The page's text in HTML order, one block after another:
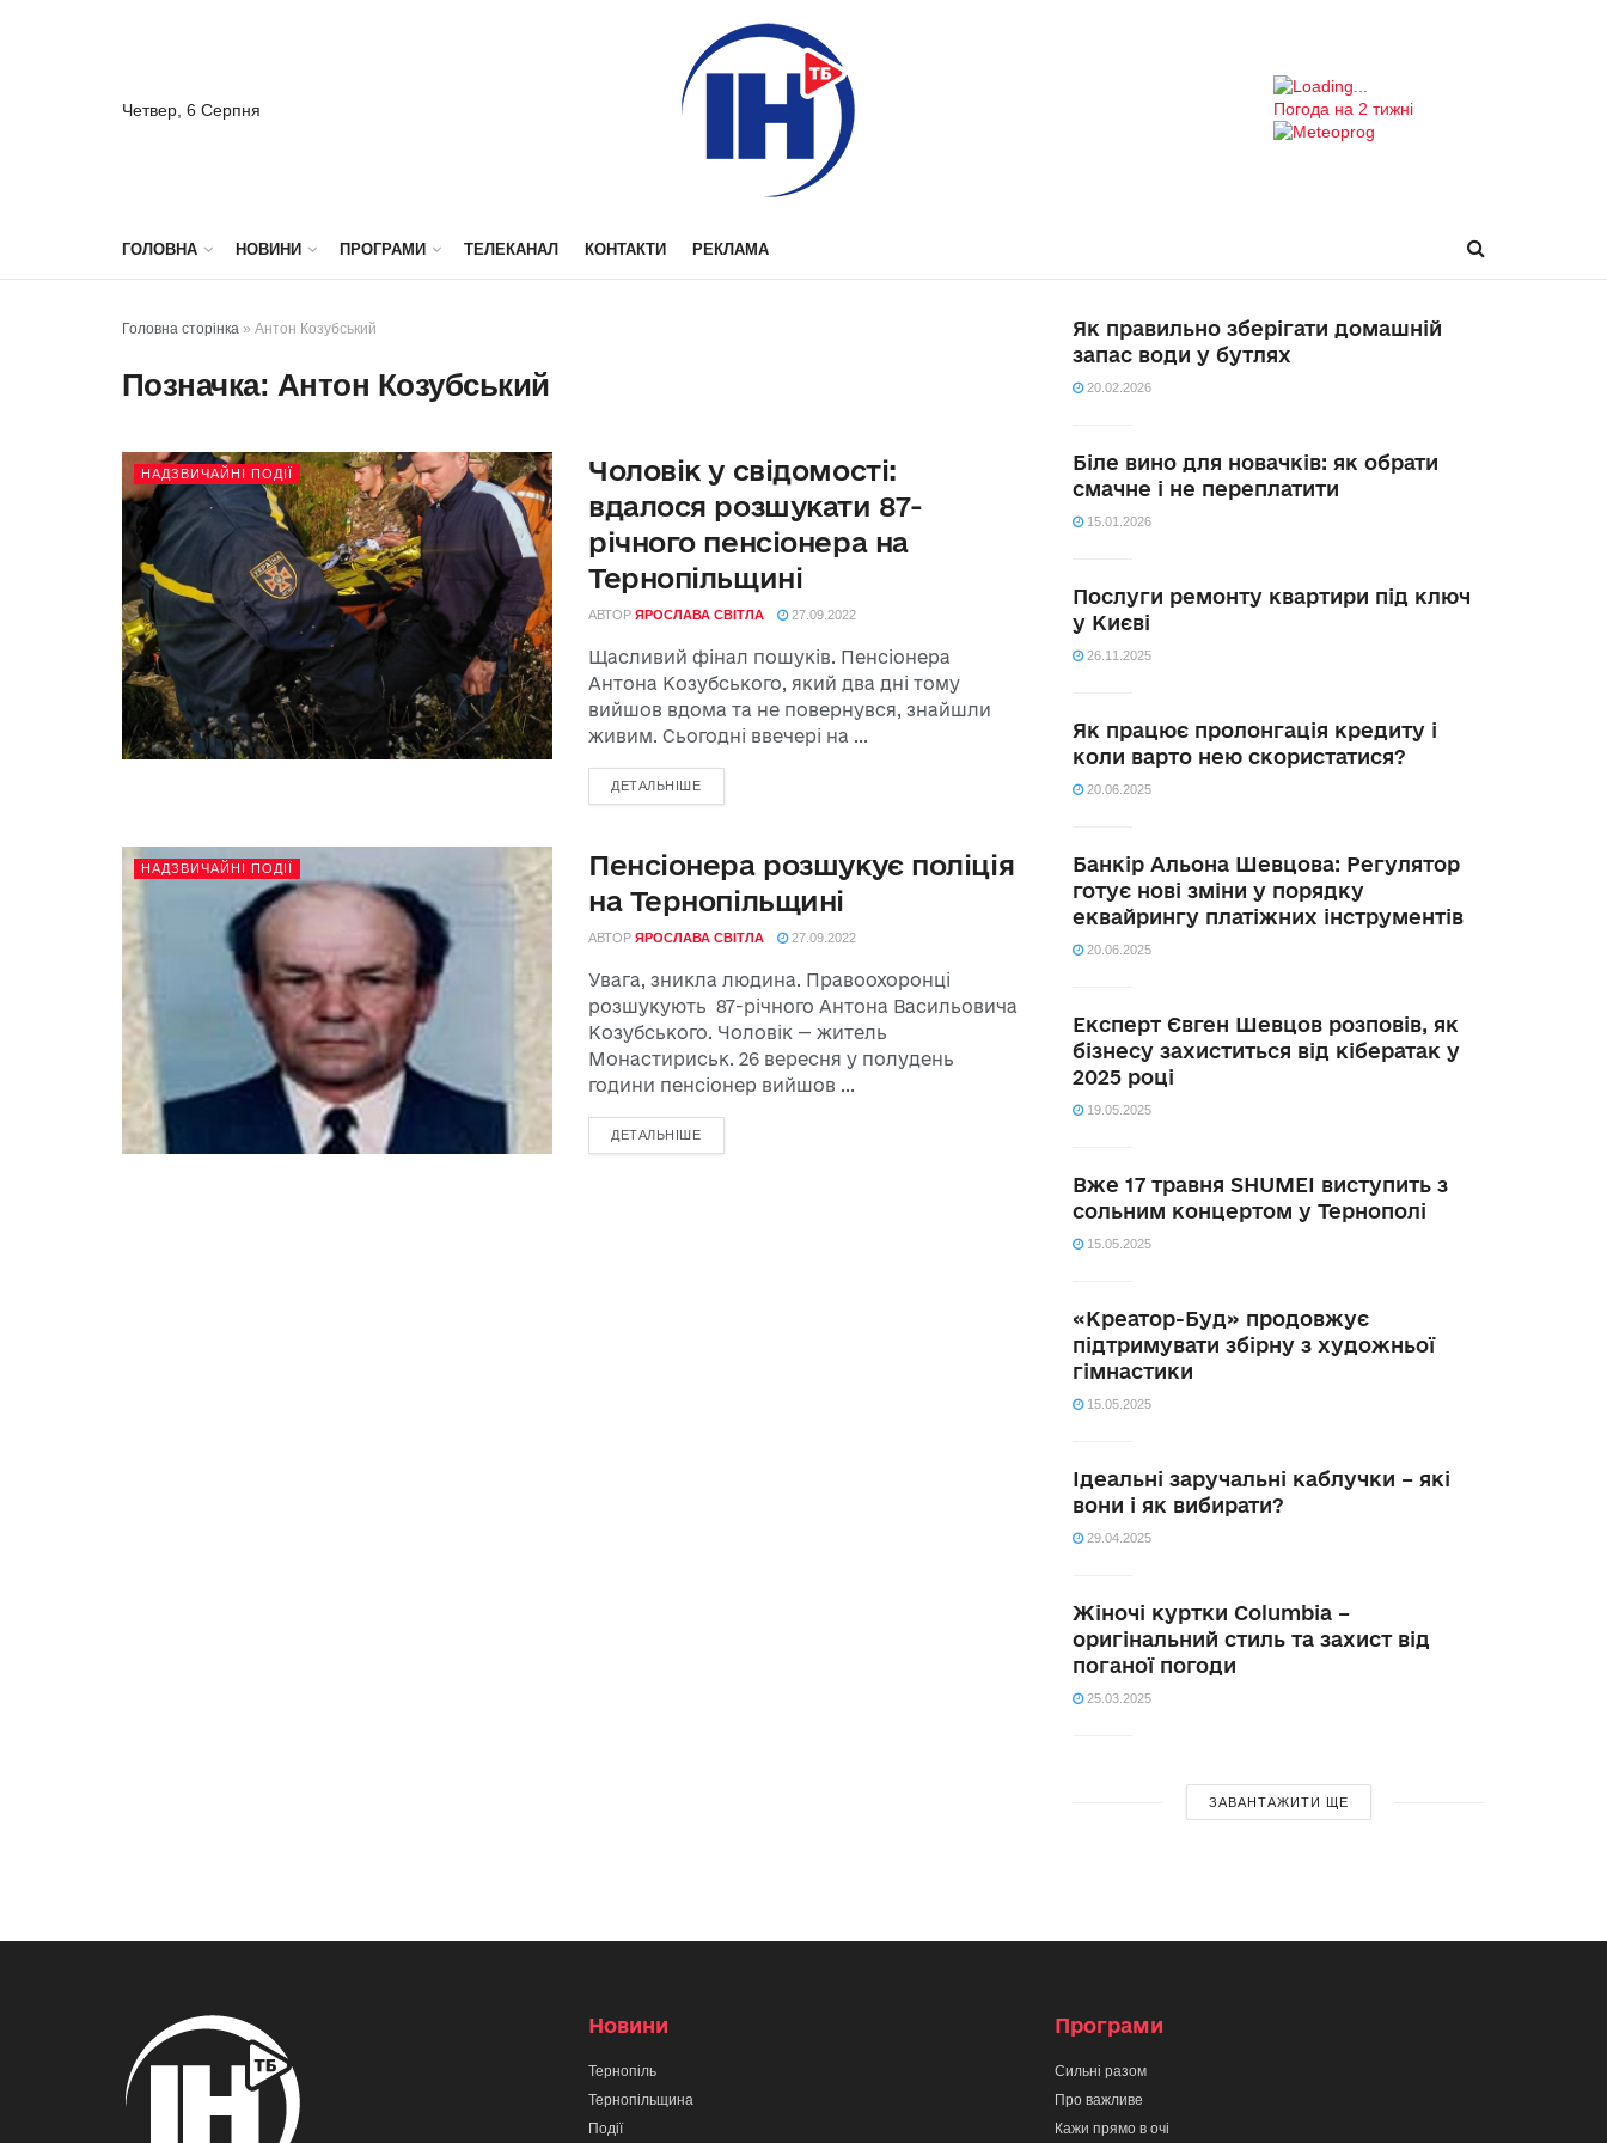
Четвер, 6 Серпня Погода на 2 тижні
ГОЛОВНА НОВИНИ ПРОГРАМИ ТЕЛЕКАНАЛ КОНТАКТИ РЕКЛАМА
Головна сторінка » Антон Козубський
Позначка: Антон Козубський
НАДЗВИЧАЙНІ ПОДІЇ
Чоловік у свідомості:
вдалося розшукати 87-
річного пенсіонера на
Тернопільщині
АВТОР ЯРОСЛАВА СВІТЛА 27.09.2022
Щасливий фінал пошуків. Пенсіонера
Антона Козубського, який два дні тому
вийшов вдома та не повернувся, знайшли
живим. Сьогодні ввечері на ...
ДЕТАЛЬНІШЕ
НАДЗВИЧАЙНІ ПОДІЇ
Пенсіонера розшукує поліція
на Тернопільщині
АВТОР ЯРОСЛАВА СВІТЛА 27.09.2022
Увага, зникла людина. Правоохоронці
розшукують 87-річного Антона Васильовича
Козубського. Чоловік — житель
Монастириськ. 26 вересня у полудень
години пенсіонер вийшов ...
ДЕТАЛЬНІШЕ
Як правильно зберігати домашній
запас води у бутлях
20.02.2026
Біле вино для новачків: як обрати
смачне і не переплатити
15.01.2026
Послуги ремонту квартири під ключ
у Києві
26.11.2025
Як працює пролонгація кредиту і
коли варто нею скористатися?
20.06.2025
Банкір Альона Шевцова: Регулятор
готує нові зміни у порядку
еквайрингу платіжних інструментів
20.06.2025
Експерт Євген Шевцов розповів, як
бізнесу захиститься від кібератак у
2025 році
19.05.2025
Вже 17 травня SHUMEI виступить з
сольним концертом у Тернополі
15.05.2025
«Креатор-Буд» продовжує
підтримувати збірну з художньої
гімнастики
15.05.2025
Ідеальні заручальні каблучки – які
вони і як вибирати?
29.04.2025
Жіночі куртки Columbia –
оригінальний стиль та захист від
поганої погоди
25.03.2025
ЗАВАНТАЖИТИ ЩЕ
Новини
Тернопіль
Тернопільщина
Події
Програми
Сильні разом
Про важливе
Кажи прямо в очі